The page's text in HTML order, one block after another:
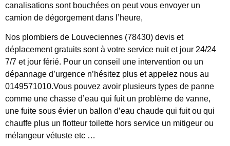
canalisations sont bouchées on peut vous envoyer un
camion de dégorgement dans l’heure,
Nos plombiers de Louveciennes (78430) devis et
déplacement gratuits sont à votre service nuit et jour 24/24
7/7 et jour férié. Pour un conseil une intervention ou un
dépannage d’urgence n’hésitez plus et appelez nous au
0149571010.Vous pouvez avoir plusieurs types de panne
comme une chasse d’eau qui fuit un problème de vanne,
une fuite sous évier un ballon d’eau chaude qui fuit ou qui
chauffe plus un flotteur toilette hors service un mitigeur ou
mélangeur vétuste etc …